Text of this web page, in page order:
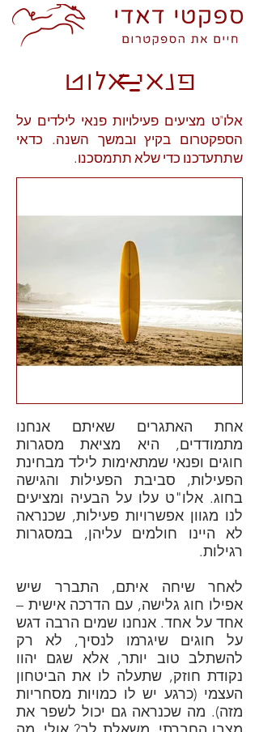
אחת האתגרים שאיתם אנחנו
מתמודדים, היא מציאת מסגרות
חוגים ופנאי שמתאימות לילד מבחינת
הפעילות, סביבת הפעילות והגישה
בחוג. אלו"ט עלו על הבעיה ומציעים
לנו מגוון אפשרויות פעילות, שכנראה
לא היינו חולמים עליהן, במסגרות
רגילות.
לאחר שיחה איתם, התברר שיש
אפילו חוג גלישה, עם הדרכה אישית –
אחד על אחד. אנחנו שמים הרבה דגש
על חוגים שיגרמו לנסיך, לא רק
להשתלב טוב יותר, אלא שגם יהוו
נקודת חוזק, שתעלה לו את הביטחון
העצמי (כרגע יש לו כמויות מסחריות
מזה). מה שכנראה גם יכול לשפר את
אלו"ט מציעים פעילויות פנאי לילדים על
הספקטרום בקיץ ובמשך השנה. כדאי
שתתעדכנו כדי שלא תתמסכנו.
פנאי אלוט